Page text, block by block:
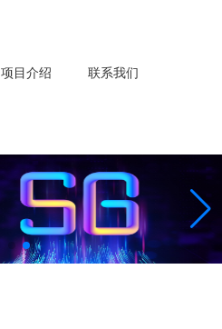
项目介绍 联系我们